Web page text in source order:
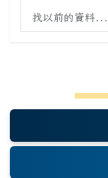
搜尋舊站內容